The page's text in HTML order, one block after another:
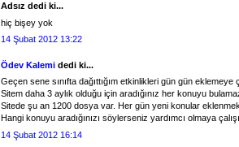
Adsız dedi ki...
hiç bişey yok
14 Şubat 2012 13:22
Ödev Kalemi dedi ki...
Geçen sene sınıfta dağıttığım etkinlikleri gün gün eklemeye
Sitem daha 3 aylık olduğu için aradığınız her konuyu
Sitede şu an 1200 dosya var. Her gün yeni konular
Hangi konuyu aradığınızı söylerseniz yardımcı olmaya
14 Şubat 2012 16:14